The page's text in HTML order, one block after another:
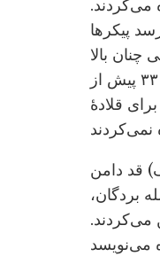
می‌کردند.
پیکرها
بالا
گرفته بود که حتا به قلادۀ سگ‌ هم سرایت کرده بود، و یک آویز طلا برای قلاده از حدود ۳۳۰۰ پیش از
قلادۀ
قد دامن
بردگان،
می‌کردند.